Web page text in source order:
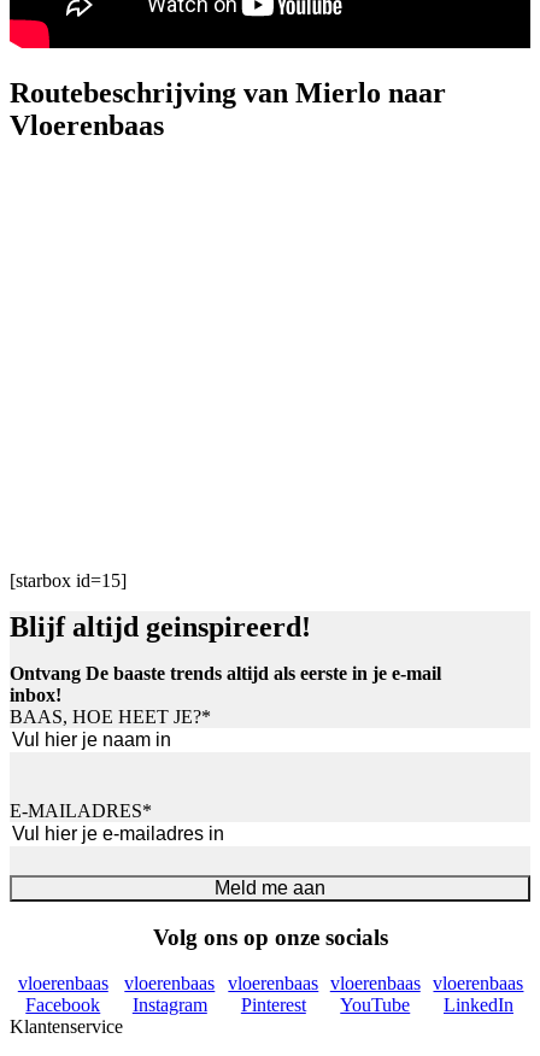
Routebeschrijving van Mierlo naar
Vloerenbaas
[starbox id=15]
Blijf altijd geinspireerd!
Ontvang De baaste trends altijd als eerste in je e-mail
inbox!
BAAS, HOE HEET JE?*
E-MAILADRES*
Meld me aan
Volg ons op onze socials
vloerenbaas
Facebook
vloerenbaas
Instagram
vloerenbaas
Pinterest
vloerenbaas
YouTube
vloerenbaas
LinkedIn
Klantenservice